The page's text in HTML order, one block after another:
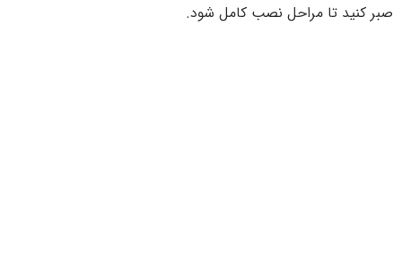
صبر کنید تا مراحل نصب کامل شود.